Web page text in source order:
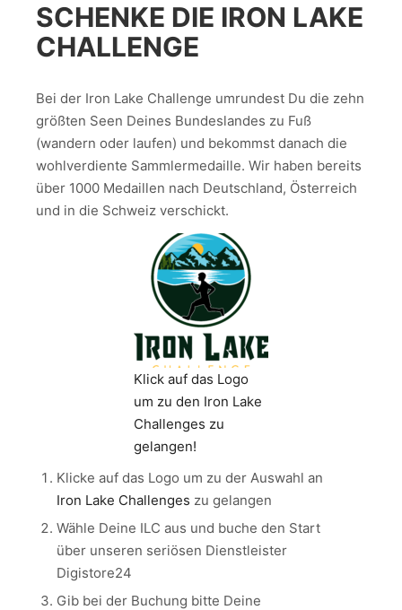
SCHENKE DIE IRON LAKE
CHALLENGE
Bei der Iron Lake Challenge umrundest Du die zehn
größten Seen Deines Bundeslandes zu Fuß
(wandern oder laufen) und bekommst danach die
wohlverdiente Sammlermedaille. Wir haben bereits
über 1000 Medaillen nach Deutschland, Österreich
und in die Schweiz verschickt.
Klick auf das Logo
um zu den Iron Lake
Challenges zu
gelangen!
Klicke auf das Logo um zu der Auswahl an
Iron Lake Challenges zu gelangen
Wähle Deine ILC aus und buche den Start
über unseren seriösen Dienstleister
Digistore24
Gib bei der Buchung bitte Deine